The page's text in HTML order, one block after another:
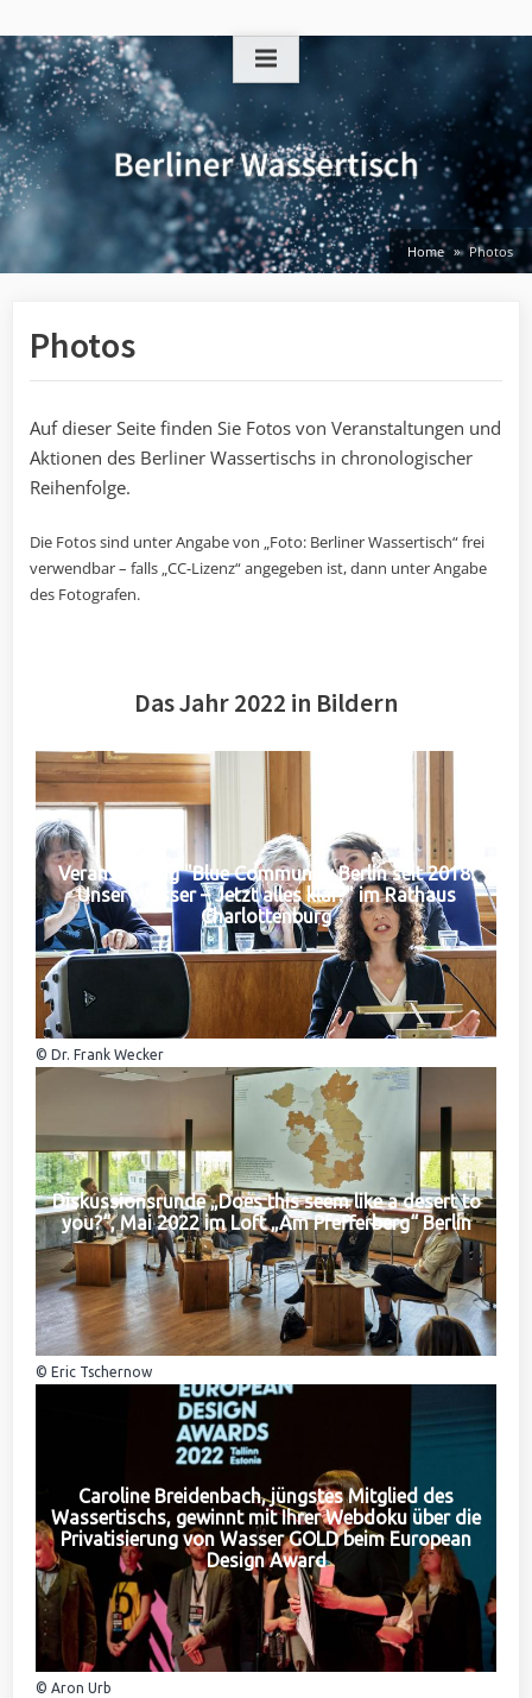
to
content
Home Photos
Photos
Auf dieser Seite finden Sie Fotos von Veranstaltungen und
Aktionen des Berliner Wassertischs in chronologischer
Reihenfolge.
Die Fotos sind unter Angabe von „Foto: Berliner Wassertisch“ frei
verwendbar – falls „CC-Lizenz“ angegeben ist, dann unter Angabe
des Fotografen.
Das Jahr 2022 in Bildern
Veranstaltung "Blue Community Berlin seit 2018:
Unser Wasser – Jetzt alles klar?" im Rathaus
Charlottenburg
© Dr. Frank Wecker
Diskussionsrunde „Does this seem like a desert to
you?“, Mai 2022 im Loft „Am Pfefferberg“ Berlin
© Eric Tschernow
Caroline Breidenbach, jüngstes Mitglied des
Wassertischs, gewinnt mit Ihrer Webdoku über die
Privatisierung von Wasser GOLD beim European
Design Award
© Aron Urb